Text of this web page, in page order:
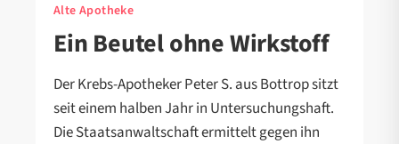
Alte Apotheke
Ein Beutel ohne Wirkstoff
Der Krebs-Apotheker Peter S. aus Bottrop sitzt
seit einem halben Jahr in Untersuchungshaft.
Die Staatsanwaltschaft ermittelt gegen ihn